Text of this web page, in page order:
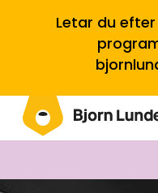
Letar du